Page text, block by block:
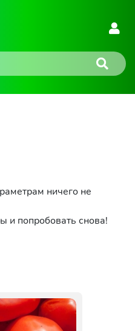
ничего не
и попробовать снова!